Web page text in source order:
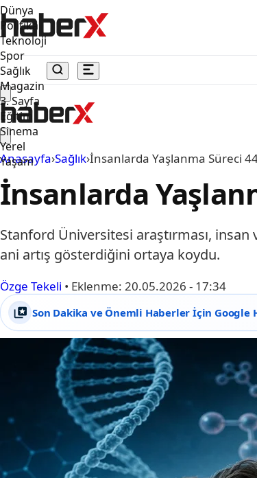
Dünya
Politika
Teknoloji
Spor
Sağlık
Magazin
3. Sayfa
Eğitim
Sinema
Yerel
Yaşam
Anasayfa›Sağlık›İnsanlarda Yaşlanma Süreci
İnsanlarda
Stanford Üniversitesi araştırması,
ani artış gösterdiğini ortaya koydu.
Özge Tekeli • Eklenme: 20.05.2026 - 17:34
Son Dakika ve Önemli Haberler İçin Google